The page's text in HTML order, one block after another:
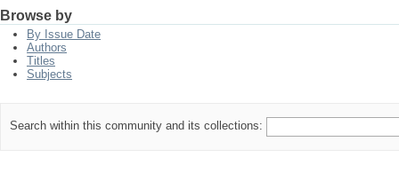
Browse by
By Issue Date
Authors
Titles
Subjects
Search within this community and its collections: